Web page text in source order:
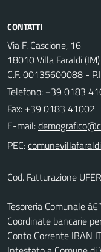
CONTATTI
Via F. Cascione, 16
18010 Villa Faraldi (IM)
C.F. 00135600088 -
Telefono: +39 0183
Fax: +39 0183 41002
E-mail:
PEC:
Cod. Fatturazione
Tesoreria Comunale
Coordinate bancarie
Conto Corrente IBAN